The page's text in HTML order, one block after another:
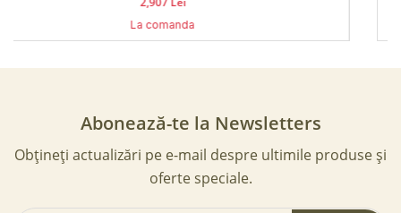
Abonează-te la Newsletters
Obțineți actualizări pe e-mail despre ultimile produse și
oferte speciale.